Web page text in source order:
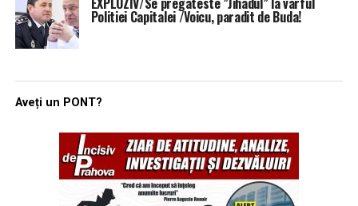
Politiei Capitalei /Voicu, paradit de Buda!
Aveți un PONT?